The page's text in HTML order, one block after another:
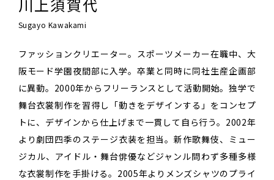
川上須賀代
Sugayo Kawakami
ファッションクリエーター。スポーツメーカー在職中、大
阪モード学園夜間部に入学。卒業と同時に同社生産企画部
に異動。2000年からフリーランスとして活動開始。独学で
舞台衣裳制作を習得し「動きをデザインする」をコンセプ
トに、デザインから仕上げまで一貫して自ら行う。2002年
より劇団四季のステージ衣装を担当。新作歌舞伎、ミュー
ジカル、アイドル・舞台俳優などジャンル問わず多種多様
な衣裳制作を手掛ける。2005年よりメンズシャツのプライ